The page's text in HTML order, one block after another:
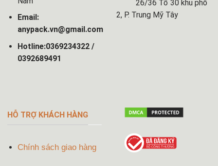
Email:
anypack.vn@gmail.com
Hotline:0369234322 /
0392689491
26/36 Tổ 30 khu phố
2, P. Trung Mỹ Tây
HỖ TRỢ KHÁCH HÀNG
Chính sách giao hàng